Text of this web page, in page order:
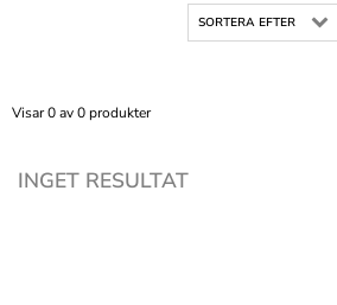
SORTERA EFTER
Visar 0 av 0 produkter
INGET RESULTAT